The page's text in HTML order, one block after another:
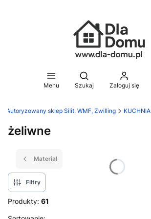
Menu
Otwórz wyszukiwarkę
Szukaj Zaloguj się
- Autoryzowany sklep Silit, WMF, Zwilling KUCHNIA
żeliwne
Materiał
Filtry
Produkty: 61